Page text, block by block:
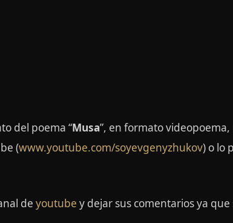
del poema “Musa”, en formato
(www.youtube.com/soyevgenyzhukov) o lo
de youtube y dejar sus comentarios ya